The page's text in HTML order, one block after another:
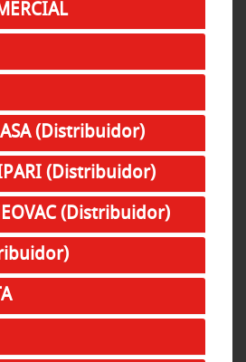
(Distribuidor)
(Distribuidor)
(Distribuidor)